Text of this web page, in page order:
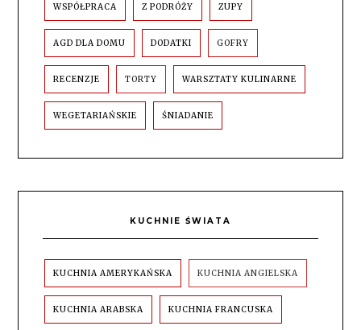
WSPÓŁPRACA Z PODRÓŻY ZUPY
AGD DLA DOMU DODATKI GOFRY
RECENZJE TORTY WARSZTATY KULINARNE
WEGETARIAŃSKIE ŚNIADANIE
KUCHNIE ŚWIATA
KUCHNIA AMERYKAŃSKA KUCHNIA ANGIELSKA
KUCHNIA ARABSKA KUCHNIA FRANCUSKA